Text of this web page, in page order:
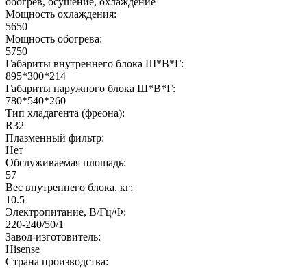
Мощность охлаждения:
5650
Мощность обогрева:
5750
Габариты внутреннего блока Ш*В*Г:
895*300*214
Габариты наружного блока Ш*В*Г:
780*540*260
Тип хладагента (фреона):
R32
Плазменный фильтр:
Нет
Обслуживаемая площадь:
57
Вес внутреннего блока, кг:
10.5
Электропитание, В/Гц/Ф:
220-240/50/1
Завод-изготовитель:
Hisense
Страна производства: